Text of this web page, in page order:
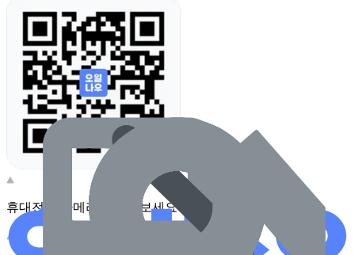
휴대전화 카메라로 찍어보세요